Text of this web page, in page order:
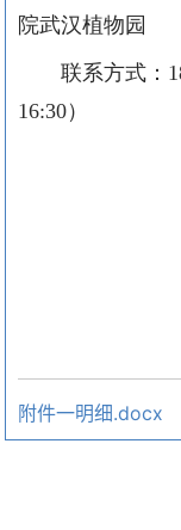
院武汉植物园
联系方式：
16:30）
附件一明细.docx